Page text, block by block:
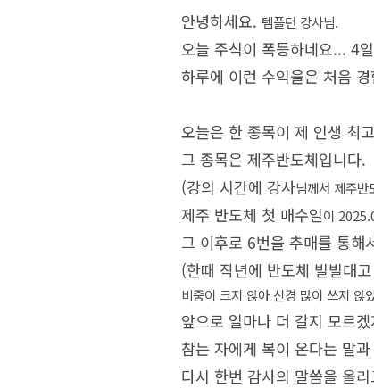
안녕하세요. 템플턴 강사님.
오늘 주식이 폭등하네요... 4
하루에 이런 수익율은 처음
오늘은 한 종목이 제 인생 최
그 종목은 제주반도체입니다.
(강의 시간에 강사님께서 제주
제주 반도체 첫 매수일이
그 이후로 6번을 추매를 통해
(한때 작년에 반도체 빌빌대
비중이 크지 않아 신경 많이 쓰지 않
앞으로 얼마나 더 갈지 모르
참는 자에게 복이 온다는 말
다시 한번 감사의 말씀을 올